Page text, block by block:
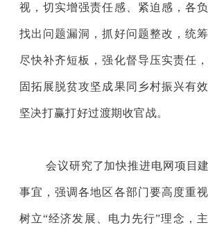
视，切实增强责任感、紧迫感，各
找出问题漏洞，抓好问题整改，统
尽快补齐短板，强化督导压实责任
固拓展脱贫攻坚成果同乡村振兴有
坚决打赢打好过渡期收官战。
会议研究了加快推进电网项目
事宜，强调各地区各部门要高度重
树立“经济发展、电力先行”理念，